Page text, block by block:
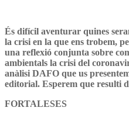
És difícil aventurar quines
la crisi en la que ens trobem,
una reflexió conjunta sobre
ambientals la crisi del
anàlisi DAFO que us
editorial. Esperem que resulti
FORTALESES